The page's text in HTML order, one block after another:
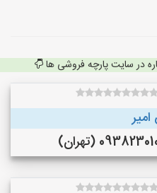
در سایت پارچه فروشی ها
(تهران)